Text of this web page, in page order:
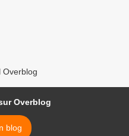
Overblog
Overblog
blog